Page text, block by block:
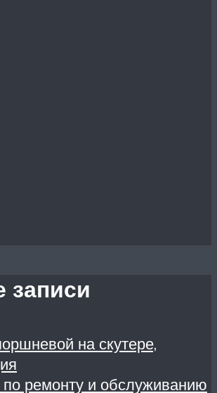
записи
на скутере,
ремонту и обслуживанию